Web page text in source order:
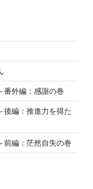
番外編：感謝の巻
後編：推進力を得た
前編：茫然自失の巻